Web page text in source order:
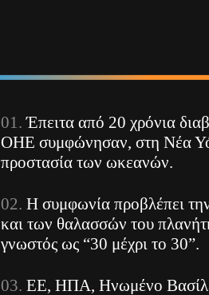
Έπειτα από 20 χρόνια
ΟΗΕ συμφώνησαν, στη Νέα
προστασία των ωκεανών.
Η συμφωνία προβλέπει
και των θαλασσών του
γνωστός ως “30 μέχρι το 30”.
ΕΕ, ΗΠΑ, Ηνωμένο